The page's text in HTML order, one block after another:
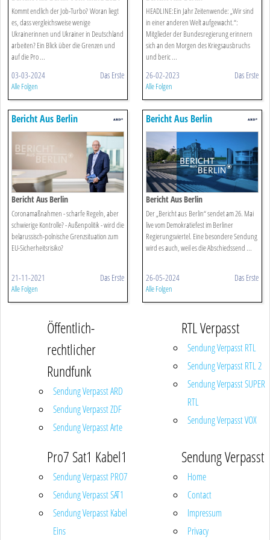
Kommt endlich der Job-Turbo? Woran liegt
es, dass vergleichsweise wenige
Ukrainerinnen und Ukrainer in Deutschland
arbeiten? Ein Blick über die Grenzen und
auf die Pro ...
03-03-2024 Das Erste
Alle Folgen
HEADLINE:Ein Jahr Zeitenwende: „Wir sind
in einer anderen Welt aufgewacht.“:
Mitglieder der Bundesregierung erinnern
sich an den Morgen des Kriegsausbruchs
und beric ...
26-02-2023 Das Erste
Alle Folgen
Bericht Aus Berlin
Bericht Aus Berlin
Coronamaßnahmen - scharfe Regeln, aber
schwierige Kontrolle? - Außenpolitik - wird die
belarussisch-polnische Grenzsituation zum
EU-Sicherheitsrisiko?
21-11-2021 Das Erste
Alle Folgen
Bericht Aus Berlin
Bericht Aus Berlin
Der „Bericht aus Berlin“ sendet am 26. Mai
live vom Demokratiefest im Berliner
Regierungsviertel. Eine besondere Sendung
wird es auch, weil es die Abschiedssend ...
26-05-2024 Das Erste
Alle Folgen
Öffentlich-
rechtlicher
Rundfunk
Sendung Verpasst ARD
Sendung Verpasst ZDF
Sendung Verpasst Arte
RTL Verpasst
Sendung Verpasst RTL
Sendung Verpasst RTL 2
Sendung Verpasst SUPER
RTL
Sendung Verpasst VOX
Pro7 Sat1 Kabel1
Sendung Verpasst PRO7
Sendung Verpasst SAT1
Sendung Verpasst Kabel
Eins
Sendung Verpasst
Home
Contact
Impressum
Privacy